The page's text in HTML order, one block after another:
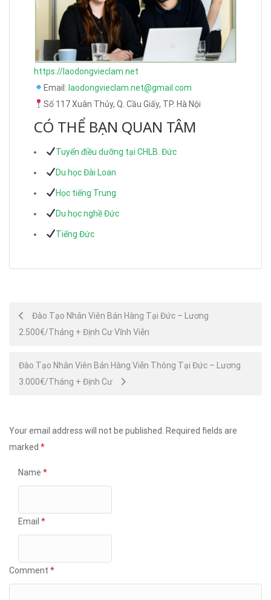
https://laodongvieclam.net
Email: laodongvieclam.net@gmail.com
Số 117 Xuân Thủy, Q. Cầu Giấy, TP. Hà Nội
CÓ THỂ BẠN QUAN TÂM
Tuyển điều dưỡng tại CHLB. Đức
Du học Đài Loan
Học tiếng Trung
Du học nghề Đức
Tiếng Đức
Post
navigation
Đào Tạo Nhân Viên Bán Hàng Tại Đức – Lương
2.500€/Tháng + Định Cư Vĩnh Viễn
Đào Tạo Nhân Viên Bán Hàng Viễn Thông Tại Đức – Lương
3.000€/Tháng + Định Cư
Your email address will not be published.
Required fields are
marked *
Name *
Email *
Comment *